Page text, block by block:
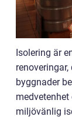
Isolering är
byggnader
miljövänlig